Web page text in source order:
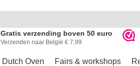
Gratis verzending boven 50 euro
Verzenden naar België € 7,99
Dutch Oven Fairs & workshops